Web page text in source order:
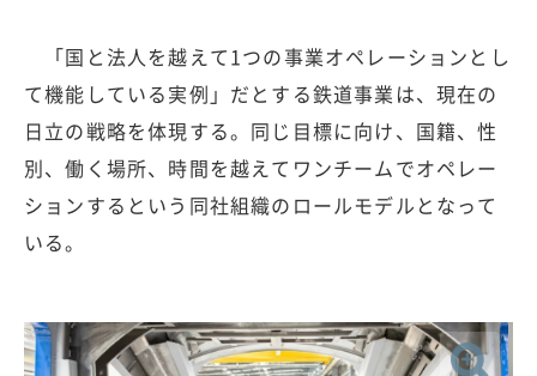
「国と法人を越えて1つの事業オペレーションとし
て機能している実例」だとする鉄道事業は、現在の
日立の戦略を体現する。同じ目標に向け、国籍、性
別、働く場所、時間を越えてワンチームでオペレー
ションするという同社組織のロールモデルとなって
いる。